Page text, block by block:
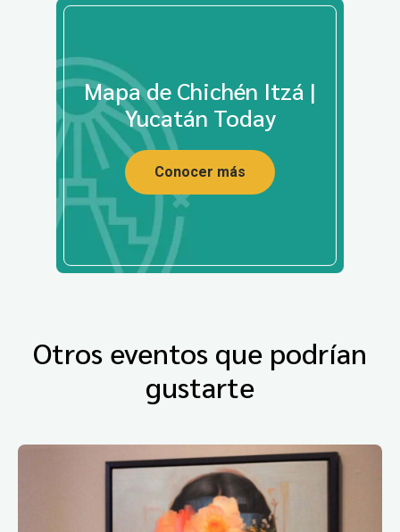
Mapa de Chichén Itzá |
Yucatán Today
Conocer más
Otros eventos que podrían
gustarte